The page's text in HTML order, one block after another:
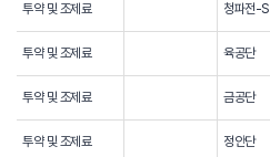
투약 및 조제료 청파전-S
투약 및 조제료 육공단
투약 및 조제료 금공단
투약 및 조제료 정안단